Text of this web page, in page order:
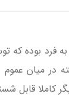
فرد بوده
در میان
کاملا